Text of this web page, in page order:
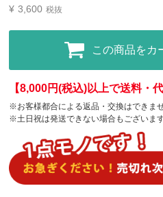
¥ 3,600 税抜
この商品をカ
【8,000円(税込)以上で送料・
※お客様都合による返品・交換はできま
※土日祝は発送できない場合もございま